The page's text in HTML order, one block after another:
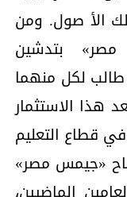
الأ صول. ومن
بتدشين
المدرستین بطاقة استیعابیة ۲٥۰۰ طالب لكل منھما
ویعد ھذا الاستثمار
قطاع التعلیم
«جیمس مصر»